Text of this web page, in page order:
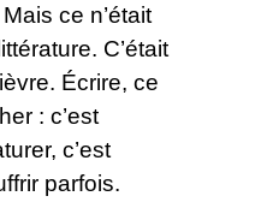
ce n’était
C’était
Écrire, ce
: c’est
c’est
parfois.